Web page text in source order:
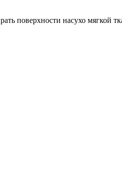
поверхности насухо мягкой